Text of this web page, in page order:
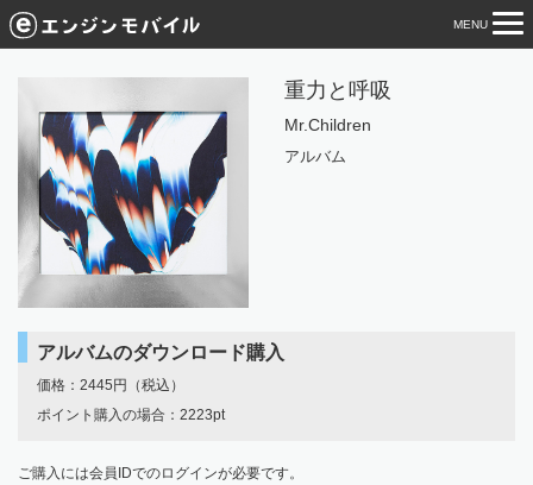
MENU
重力と呼吸
Mr.Children
アルバム
アルバムのダウンロード購入
価格：2445円（税込）
ポイント購入の場合：2223pt
ご購入には会員IDでのログインが必要です。